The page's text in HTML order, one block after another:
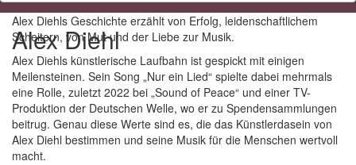
Alex Diehl
Alex Diehls Geschichte erzählt von Erfolg, leidenschaftlichem
Scheitern, von Mut und der Liebe zur Musik.
Alex Diehls künstlerische Laufbahn ist gespickt mit einigen
Meilensteinen. Sein Song „Nur ein Lied“ spielte dabei mehrmals
eine Rolle, zuletzt 2022 bei „Sound of Peace“ und einer TV-
Produktion der Deutschen Welle, wo er zu Spendensammlungen
beitrug. Genau diese Werte sind es, die das Künstlerdasein von
Alex Diehl bestimmen und seine Musik für die Menschen wertvoll
macht.